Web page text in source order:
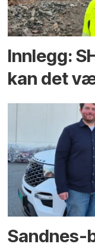
Innlegg:
kan det
Sandnes-